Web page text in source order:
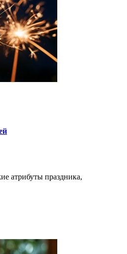
атрибуты праздника,